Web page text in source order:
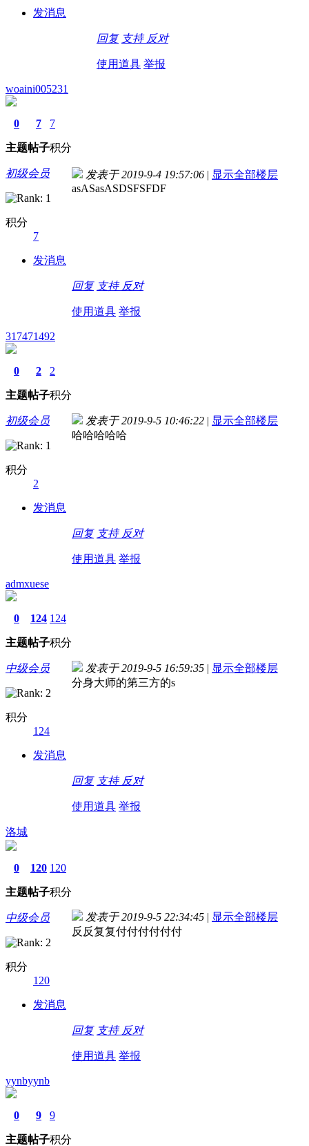
发消息
回复 支持 反对
使用道具 举报
woaini005231
0
主题
7
帖子
7
积分
初级会员
积分
7
发消息
发表于 2019-9-4 19:57:06 | 显示全部楼层
asASasASDSFSFDF
回复 支持 反对
使用道具 举报
317471492
0
主题
2
帖子
2
积分
初级会员
积分
2
发消息
发表于 2019-9-5 10:46:22 | 显示全部楼层
哈哈哈哈哈
回复 支持 反对
使用道具 举报
admxuese
0
主题
124
帖子
124
积分
中级会员
积分
124
发消息
发表于 2019-9-5 16:59:35 | 显示全部楼层
分身大师的第三方的s
回复 支持 反对
使用道具 举报
洛城
0
主题
120
帖子
120
积分
中级会员
积分
120
发消息
发表于 2019-9-5 22:34:45 | 显示全部楼层
反反复复付付付付付付
回复 支持 反对
使用道具 举报
yynbyynb
0
主题
9
帖子
9
积分